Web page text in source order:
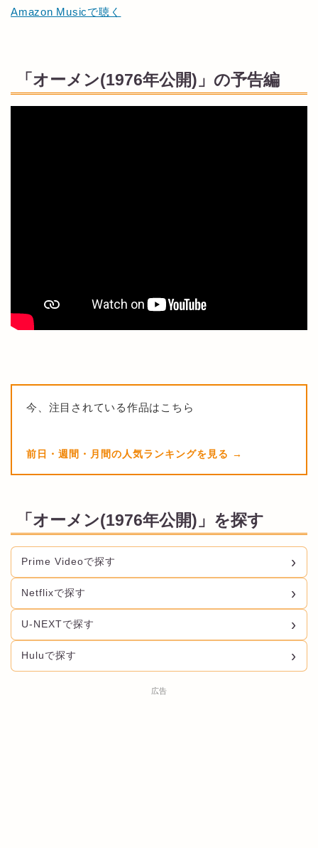
Amazon Musicで聴く
「オーメン(1976年公開)」の予告編
今、注目されている作品はこちら
前日・週間・月間の人気ランキングを見る
「オーメン(1976年公開)」を探す
Prime Videoで探す
Netflixで探す
U-NEXTで探す
Huluで探す
広告